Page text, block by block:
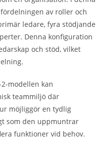
av roller och
ledare, fyra stödjande
Denna konfiguration
och stöd, vilket
modellen kan
teammiljö där
möjliggör en tydlig
som den uppmuntrar
funktioner vid behov.